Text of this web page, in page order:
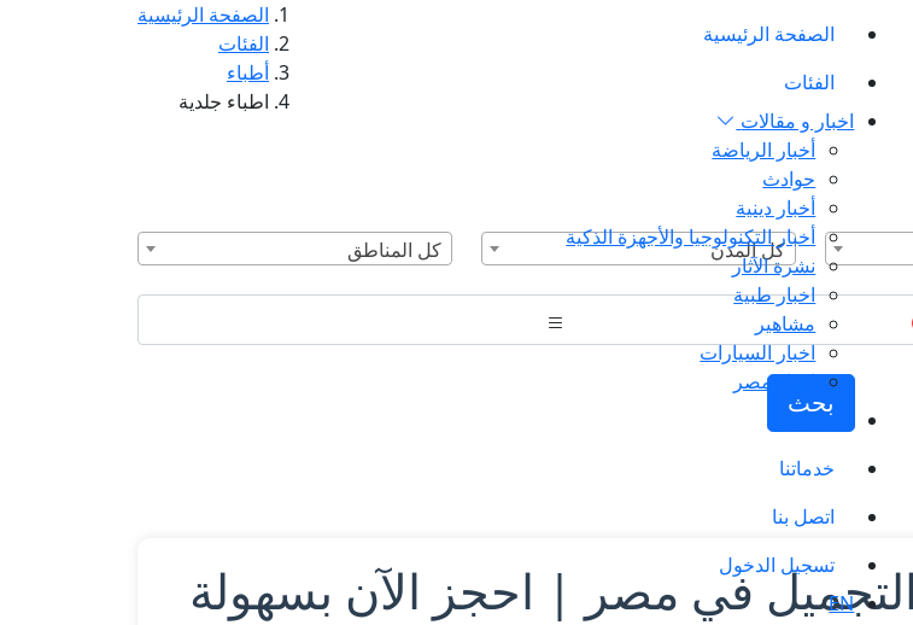
الصفحة الرئيسية
الفئات
اخبار و مقالات
أخبار الرياضة
حوادث
أخبار دينية
أخبار التكنولوجيا والأجهزة الذكية
نشرة الآثار
اخبار طبية
مشاهير
اخبار السيارات
اخبار مصر
من نحن
خدماتنا
اتصل بنا
تسجيل الدخول
EN
الصفحة الرئيسية
الفئات
أطباء
اطباء جلدية
كل المدن كل المناطق
بحث
في مصر | احجز الآن بسهولة